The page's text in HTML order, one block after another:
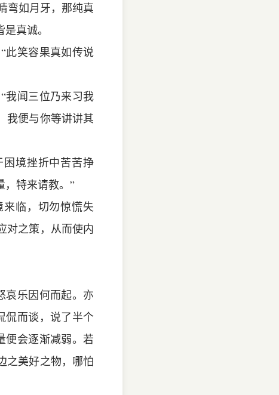
弯如月牙，那纯真
真诚。
此笑容果真如传说
我闻三位乃来习我
我便与你等讲讲其
境挫折中苦苦挣
，特来请教。”
临，切勿惊慌失
对之策，从而使内
哀乐因何而起。亦
侃而谈，说了半个
便会逐渐减弱。若
之美好之物，哪怕